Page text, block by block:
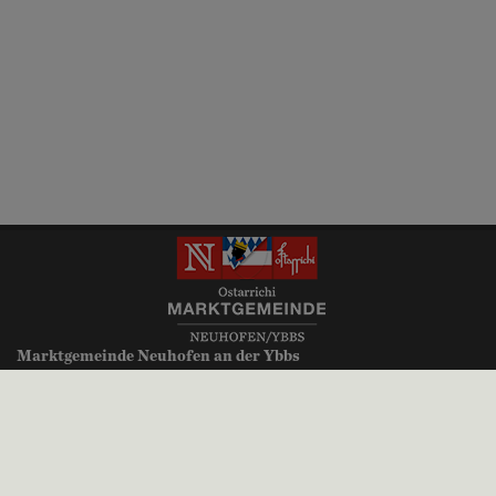
Marktgemeinde Neuhofen an der Ybbs